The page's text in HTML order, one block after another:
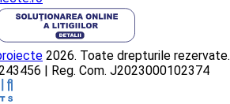
2026. Toate drepturile rezervate.
| Reg. Com. J2023000102374